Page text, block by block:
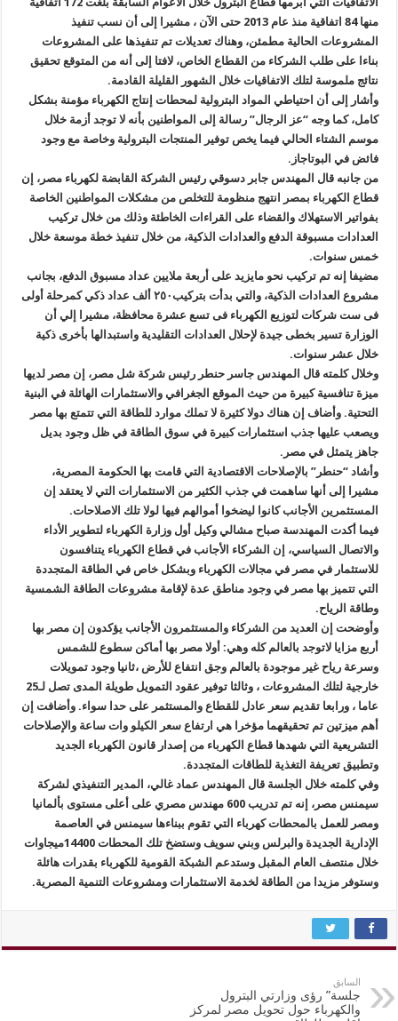
منها 84 اتفاقية منذ عام 2013 حتى الآن ، مشيرا إلى أن نسب تنفيذ
المشروعات الحالية مطمئن، وهناك تعديلات تم تنفيذها على المشروعات
بناءا على طلب الشركاء من القطاع الخاص، لافتا إلى أنه من المتوقع تحقيق
نتائج ملموسة لتلك الاتفاقيات خلال الشهور القليلة القادمة.
وأشار إلى أن احتياطي المواد البترولية لمحطات إنتاج الكهرباء مؤمنة بشكل
كامل، كما وجه “عز الرجال” رسالة إلى المواطنين بأنه لا توجد أزمة خلال
موسم الشتاء الحالي فيما يخص توفير المنتجات البترولية وخاصة مع وجود
فائض في البوتاجاز.
من جانبه قال المهندس جابر دسوقي رئيس الشركة القابضة لكهرباء مصر، إن
قطاع الكهرباء بمصر انتهج منظومة للتخلص من مشكلات المواطنين الخاصة
بفواتير الاستهلاك والقضاء على القراءات الخاطئة وذلك من خلال تركيب
العدادات مسبوقة الدفع والعدادات الذكية، من خلال تنفيذ خطة موسعة خلال
خمس سنوات.
مضيفا إنه تم تركيب نحو مايزيد على أربعة ملايين عداد مسبوق الدفع، بجانب
مشروع العدادات الذكية، والتي بدأت بتركيب٢٥٠ ألف عداد ذكي كمرحلة أولى
فى ست شركات لتوزيع الكهرباء فى تسع عشرة محافظة، مشيرا إلي أن
الوزارة تسير بخطى جيدة لإحلال العدادات التقليدية واستبدالها بأخرى ذكية
خلال عشر سنوات.
وخلال كلمته قال المهندس جاسر حنطر رئيس شركة شل مصر، إن مصر لديها
ميزة تنافسية كبيرة من حيث الموقع الجغرافي والاستثمارات الهائلة في البنية
التحتية. وأضاف إن هناك دولا كثيرة لا تملك موارد للطاقة التي تتمتع بها مصر
ويصعب عليها جذب استثمارات كبيرة في سوق الطاقة في ظل وجود بديل
جاهز يتمثل في مصر.
وأشاد “حنطر” بالإصلاحات الاقتصادية التي قامت بها الحكومة المصرية،
مشيرا إلى أنها ساهمت في جذب الكثير من الاستثمارات التي لا يعتقد إن
المستثمرين الأجانب كانوا ليضخوا أموالهم فيها لولا تلك الاصلاحات.
فيما أكدت المهندسة صباح مشالي وكيل أول وزارة الكهرباء لتطوير الأداء
والاتصال السياسي، إن الشركاء الأجانب في قطاع الكهرباء يتنافسون
للاستثمار في مصر في مجالات الكهرباء وبشكل خاص في الطاقة المتجددة
التي تتميز بها مصر في وجود مناطق عدة لإقامة مشروعات الطاقة الشمسية
وطاقة الرياح.
وأوضحت إن العديد من الشركاء والمستثمرون الأجانب يؤكدون إن مصر بها
أربع مزايا لاتوجد بالعالم كله وهي: أولا مصر بها أماكن سطوع للشمس
وسرعة رياح غير موجودة بالعالم وجق انتفاع للأرض ،ثانيا وجود تمويلات
خارجية لتلك المشروعات ، وثالثا توفير عقود التمويل طويلة المدى تصل لـ25
عاما ، ورابعا تقديم سعر عادل للقطاع والمستثمر على حدا سواء. وأضافت إن
أهم ميزتين تم تحقيقهما مؤخرا هي ارتفاع سعر الكيلو وات ساعة والإصلاحات
التشريعية التي شهدها قطاع الكهرباء من إصدار قانون الكهرباء الجديد
وتطبيق تعريفة التغذية للطاقات المتجددة.
وفي كلمته خلال الجلسة قال المهندس عماد غالي، المدير التنفيذي لشركة
سيمنس مصر، إنه تم تدريب 600 مهندس مصري على أعلى مستوى بألمانيا
ومصر للعمل بالمحطات كهرباء التي تقوم ببناءها سيمنس في العاصمة
الإدارية الجديدة والبرلس وبني سويف وستضخ تلك المحطات 14400ميجاوات
خلال منتصف العام المقبل وستدعم الشبكة القومية للكهرباء بقدرات هائلة
وستوفر مزيدا من الطاقة لخدمة الاستثمارات ومشروعات التنمية المصرية.
السابق
جلسة” رؤى وزارتي البترول
والكهرباء حول تحويل مصر لمركز